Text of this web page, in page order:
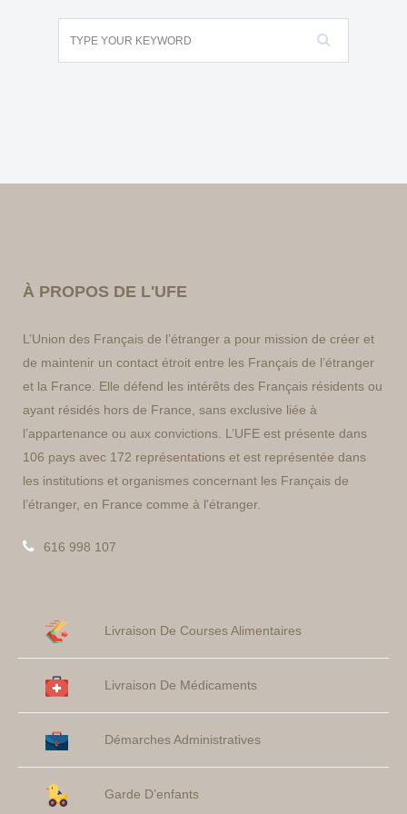
À PROPOS DE L'UFE
L’Union des Français de l’étranger a pour mission de créer et
de maintenir un contact étroit entre les Français de l’étranger
et la France. Elle défend les intérêts des Français résidents ou
ayant résidés hors de France, sans exclusive liée à
l’appartenance ou aux convictions. L’UFE est présente dans
106 pays avec 172 représentations et est représentée dans
les institutions et organismes concernant les Français de
l’étranger, en France comme à l'étranger.
616 998 107
Livraison De Courses Alimentaires
Livraison De Médicaments
Démarches Administratives
Garde D’enfants